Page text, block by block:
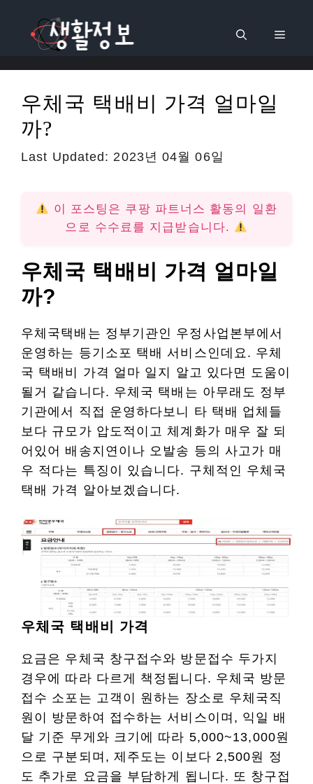
로
메
우체국 택배비 가격 얼마일
까?
Last Updated: 2023년 04월 06일
이 포스팅은 쿠팡 파트너스 활동의 일환
으로 수수료를 지급받습니다.
우체국 택배비 가격 얼마일
까?
우체국택배는 정부기관인 우정사업본부에서
운영하는 등기소포 택배 서비스인데요. 우체
국 택배비 가격 얼마 일지 알고 있다면 도움이
될거 같습니다. 우체국 택배는 아무래도 정부
기관에서 직접 운영하다보니 타 택배 업체들
보다 규모가 압도적이고 체계화가 매우 잘 되
어있어 배송지연이나 오발송 등의 사고가 매
우 적다는 특징이 있습니다. 구체적인 우체국
택배 가격 알아보겠습니다.
우체국 택배비 가격
요금은 우체국 창구접수와 방문접수 두가지
경우에 따라 다르게 책정됩니다. 우체국 방문
접수 소포는 고객이 원하는 장소로 우체국직
원이 방문하여 접수하는 서비스이며, 익일 배
달 기준 무게와 크기에 따라 5,000~13,000원
으로 구분되며, 제주도는 이보다 2,500원 정
도 추가로 요금을 부담하게 됩니다. 또 창구접